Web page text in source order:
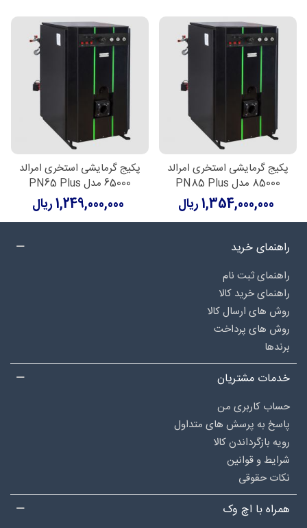
پکیج گرمایشی استخری امرالد
85000 مدل PN85 Plus
1,354,000,000 ریال
پکیج گرمایشی استخری امرالد
65000 مدل PN65 Plus
1,249,000,000 ریال
راهنمای خرید
راهنمای ثبت نام
راهنمای خرید کالا
روش های ارسال کالا
روش های پرداخت
برندها
خدمات مشتریان
حساب کاربری من
پاسخ به پرسش های متداول
رویه بازگرداندن کالا
شرایط و قوانین
نکات حقوقی
همراه با اچ وک